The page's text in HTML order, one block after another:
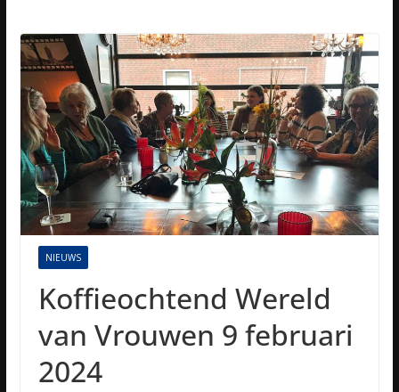
NIEUWS
Koffieochtend Wereld
van Vrouwen 9 februari
2024